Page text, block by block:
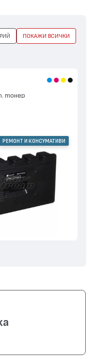
тонер
РЕМОНТ И КОНСУМАТИВИ
ПОКАЖИ ВСИЧКИ